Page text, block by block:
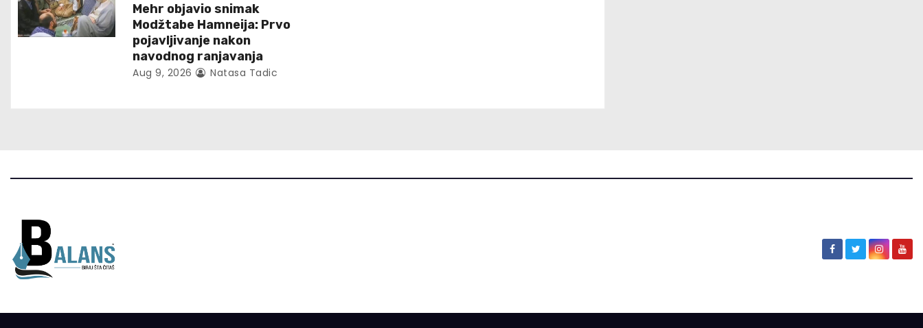
t
i
Mehr objavio snimak
Modžtabe Hamneija: Prvo
pojavljivanje nakon
navodnog ranjavanja
Aug 9, 2026 Natasa Tadic